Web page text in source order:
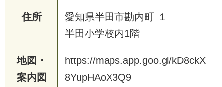
住所
愛知県半田市勘内町 １
半田小学校内1階
地図・
案内図
https://maps.app.goo.gl/kD8ckX
8YupHAoX3Q9